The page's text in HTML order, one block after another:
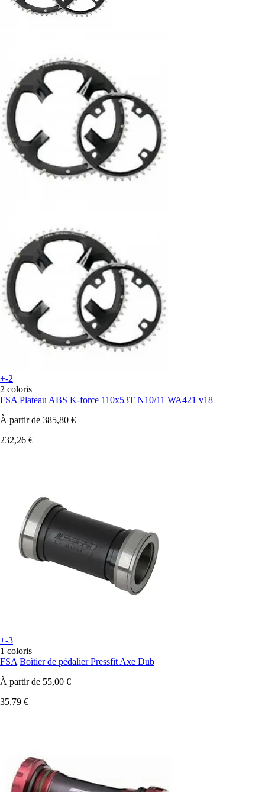
+-2
2 coloris
FSA Plateau ABS K-force 110x53T N10/11 WA421 v18
À partir de 385,80 €
232,26 €
+-3
1 coloris
FSA Boîtier de pédalier Pressfit Axe Dub
À partir de 55,00 €
35,79 €